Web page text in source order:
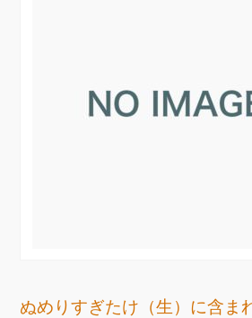
ぬめりすぎたけ（生）に含ま